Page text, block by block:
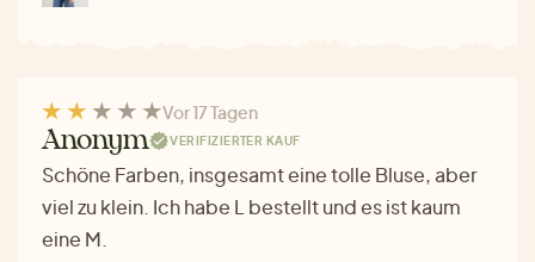
Vor 17 Tagen
Anonym VERIFIZIERTER KAUF
Schöne Farben, insgesamt eine tolle Bluse, aber
viel zu klein. Ich habe L bestellt und es ist kaum
eine M.